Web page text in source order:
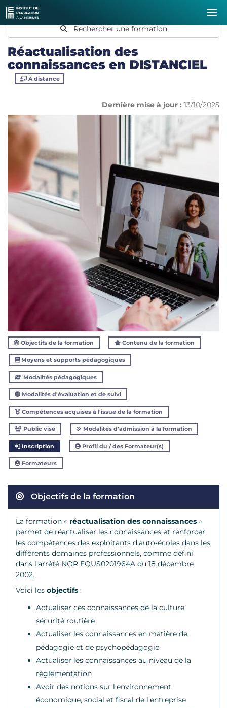
Rechercher une formation
Réactualisation des
connaissances en DISTANCIEL
À distance
Dernière mise à jour : 13/10/2025
Objectifs de la formation Contenu de la formation
Moyens et supports pédagogiques
Modalités pédagogiques
Modalités d'évaluation et de suivi
Compétences acquises à l'issue de la formation
Public visé Modalités d'admission à la formation
Inscription Profil du / des Formateur(s)
Formateurs
Objectifs de la formation
La formation « réactualisation des connaissances »
permet de réactualiser les connaissances et renforcer
les compétences des exploitants d'auto‐écoles dans les
différents domaines professionnels, comme défini
dans l'arrêté NOR EQUS0201964A du 18 décembre
2002.
Voici les objectifs :
Actualiser ces connaissances de la culture
sécurité routière
Actualiser les connaissances en matière de
pédagogie et de psychopédagogie
Actualiser les connaissances au niveau de la
règlementation
Avoir des notions sur l'environnement
économique, social et fiscal de l'entreprise